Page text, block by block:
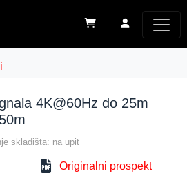
4K@60Hz do 25m
skladišta: na upit
Originalni prospekt